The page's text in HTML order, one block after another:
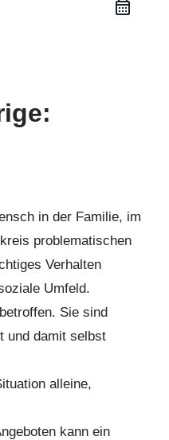
in der Familie, im
problematischen
Verhalten
Umfeld.
Sie sind
und damit selbst
alleine,
kann ein